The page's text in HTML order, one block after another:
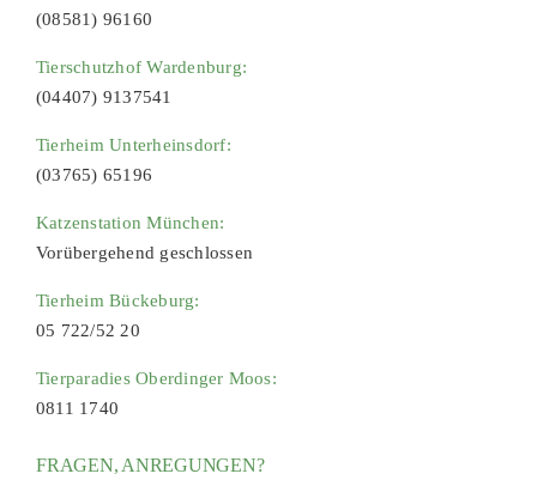
(08581) 96160
Tierschutzhof Wardenburg:
(04407) 9137541
Tierheim Unterheinsdorf:
(03765) 65196
Katzenstation München:
Vorübergehend geschlossen
Tierheim Bückeburg:
05 722/52 20
Tierparadies Oberdinger Moos:
0811 1740
FRAGEN, ANREGUNGEN?